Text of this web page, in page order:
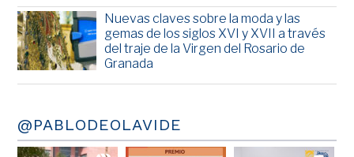
Nuevas claves sobre la moda y las
gemas de los siglos XVI y XVII a través
del traje de la Virgen del Rosario de
Granada
@PABLODEOLAVIDE